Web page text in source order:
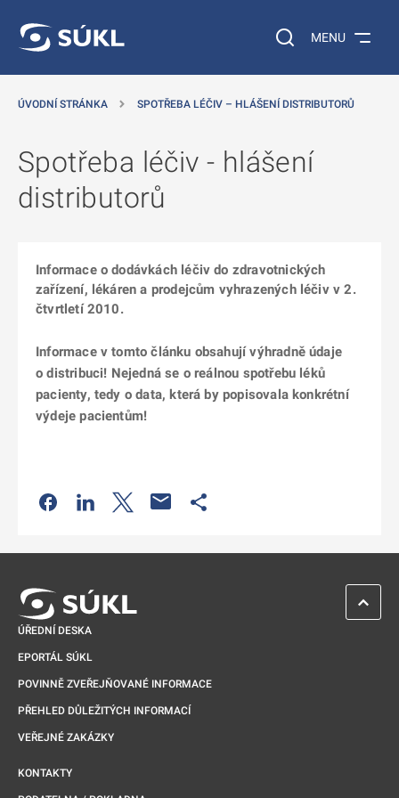
Vyhledávání na
MENU
ÚVODNÍ STRÁNKA SPOTŘEBA LÉČIV – HLÁŠENÍ DISTRIBUTORŮ
Spotřeba léčiv - hlášení
distributorů
Informace o dodávkách léčiv do zdravotnických
zařízení, lékáren a prodejcům vyhrazených léčiv v 2.
čtvrtletí 2010.
Informace v tomto článku obsahují výhradně údaje
o distribuci! Nejedná se o reálnou spotřebu léků
pacienty, tedy o data, která by popisovala konkrétní
výdeje pacientům!
Odkaz se otevře na nové kartě
Odkaz se otevře na nové kartě
Odkaz se otevře na nové kartě
ÚŘEDNÍ DESKA
EPORTÁL SÚKL
POVINNĚ ZVEŘEJŇOVANÉ INFORMACE
PŘEHLED DŮLEŽITÝCH INFORMACÍ
VEŘEJNÉ ZAKÁZKY
KONTAKTY
ZPĚT